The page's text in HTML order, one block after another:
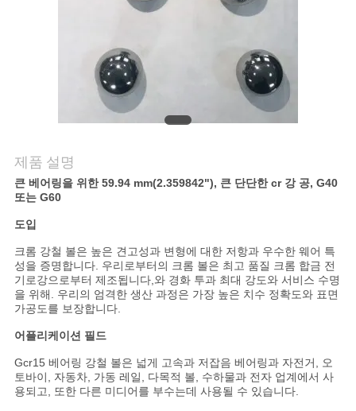
뉴
스
사
이
트
맵
제품 설명
큰 베어링을 위한 59.94 mm(2.359842"), 큰 단단한 cr 강 공, G40
또는 G60
도입
크롬 강철 볼은 높은 견고성과 변형에 대한 저항과 우수한 웨어 특
성을 증명합니다. 우리로부터의 크롬 볼은 최고 품질 크롬 합금 전
기로강으로부터 제조됩니다,와 경화 투과 최대 강도와 서비스 수명
을 위해. 우리의 엄격한 생산 과정은 가장 높은 치수 정확도와 표면
가공도를 보장합니다.
어플리케이션 필드
Gcr15 베어링 강철 볼은 넓게 고속과 저잡음 베어링과 자전거, 오
토바이, 자동차, 가동 레일, 다목적 볼, 수하물과 전자 업계에서 사
용되고, 또한 다른 미디어를 부수는데 사용될 수 있습니다.